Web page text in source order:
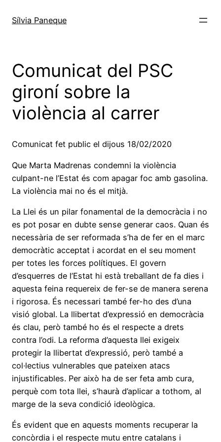
Sílvia Paneque
Comunicat del PSC
gironí sobre la
violència al carrer
Comunicat fet public el dijous 18/02/2020
Que Marta Madrenas condemni la violència
culpant-ne l’Estat és com apagar foc amb gasolina.
La violència mai no és el mitjà.
La Llei és un pilar fonamental de la democràcia i no
es pot posar en dubte sense generar caos. Quan és
necessària de ser reformada s’ha de fer en el marc
democràtic acceptat i acordat en el seu moment
per totes les forces polítiques. El govern
d’esquerres de l’Estat hi està treballant de fa dies i
aquesta feina requereix de fer-se de manera serena
i rigorosa. És necessari també fer-ho des d’una
visió global. La llibertat d’expressió en democràcia
és clau, però també ho és el respecte a drets
contra l’odi. La reforma d’aquesta llei exigeix
protegir la llibertat d’expressió, però també a
col·lectius vulnerables que pateixen atacs
injustificables. Per això ha de ser feta amb cura,
perquè com tota llei, s’haurà d’aplicar a tothom, al
marge de la seva condició ideològica.
És evident que en aquests moments recuperar la
concòrdia i el respecte mutu entre catalans i